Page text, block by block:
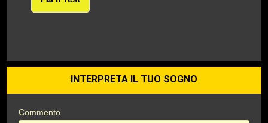
INTERPRETA IL TUO SOGNO
Commento